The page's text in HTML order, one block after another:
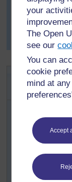
your
The Open
see our
You can
cookie
mind at
Accept
cours de la
magazines
la classe. Les
écrites par
Activité
partager
partenaire (ou
contienne des
informations
incluent des
sur les endroits